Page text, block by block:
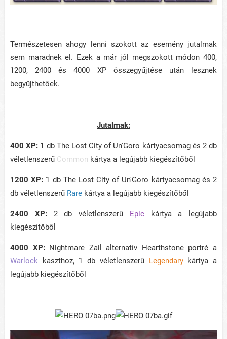
Természetesen ahogy lenni szokott az esemény jutalmak
sem maradnek el. Ezek a már jól megszokott módon 400,
1200, 2400 és 4000 XP összegyűjtése után lesznek
begyűjthetőek.
Jutalmak:
400 XP: 1 db The Lost City of Un'Goro kártyacsomag és 2 db
véletlenszerű Common kártya a legújabb kiegészítőből
1200 XP: 1 db The Lost City of Un'Goro kártyacsomag és 2
db véletlenszerű Rare kártya a legújabb kiegészítőből
2400 XP:2 db véletlenszerű Epic
kártya a legújabb
kiegészítőből
4000 XP:Nightmare Zail alternatív Hearthstone portré a
Warlock kaszthoz, 1 db véletlenszerű Legendary kártya a
legújabb kiegészítőből